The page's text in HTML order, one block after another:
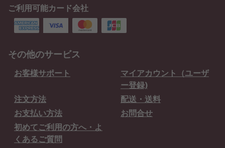
ご利用可能カード会社
その他のサービス
お客様サポート
マイアカウント（ユーザ
ー登録)
注文方法
配送・送料
お支払い方法
お問合せ
初めてご利用の方へ・よ
くあるご質問